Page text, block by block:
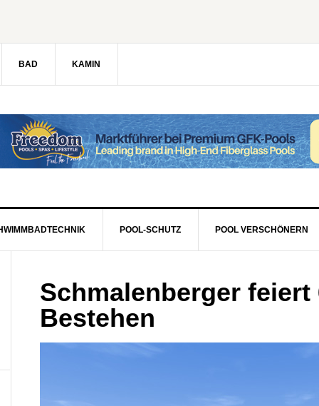
BAD KAMIN
POOL-SCHUTZ POOL VERSCHÖNERN
Schmalenberger feiert
Bestehen